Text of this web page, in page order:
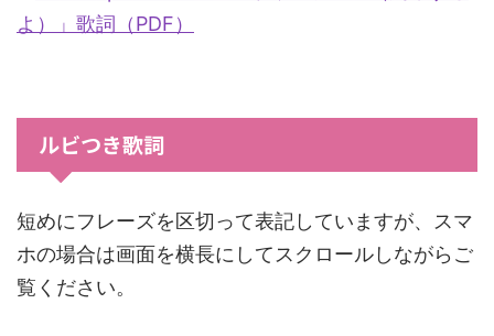
よ）」歌詞（PDF）
ルビつき歌詞
短めにフレーズを区切って表記していますが、スマ
ホの場合は画面を横長にしてスクロールしながらご
覧ください。